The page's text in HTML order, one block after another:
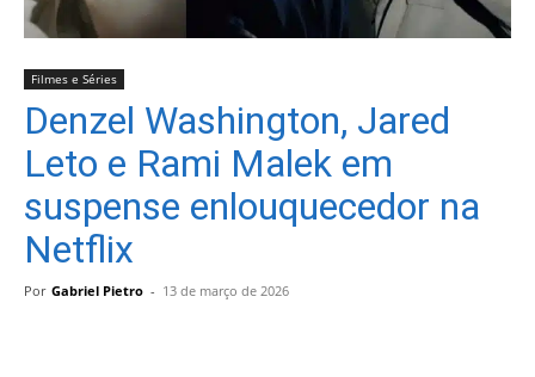
Filmes e Séries
Denzel Washington, Jared
Leto e Rami Malek em
suspense enlouquecedor na
Netflix
Por Gabriel Pietro - 13 de março de 2026